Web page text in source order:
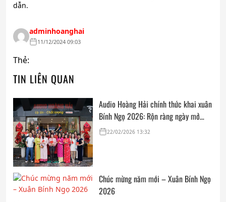
dẫn.
adminhoanghai
11/12/2024 09:03
Thẻ:
TIN LIÊN QUAN
Audio Hoàng Hải chính thức khai xuân
Bính Ngọ 2026: Rộn ràng ngày mở
cửa, trọn vẹn lời chúc đầu năm
22/02/2026 13:32
Chúc mừng năm mới – Xuân Bính Ngọ
2026